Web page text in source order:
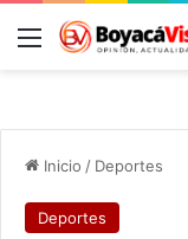
Menú
Inicio / Deportes
Deportes